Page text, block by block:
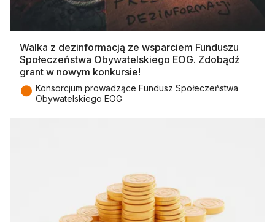
Walka z dezinformacją ze wsparciem Funduszu
Społeczeństwa Obywatelskiego EOG. Zdobądź
grant w nowym konkursie!
● Konsorcjum prowadzące Fundusz Społeczeństwa
Obywatelskiego EOG